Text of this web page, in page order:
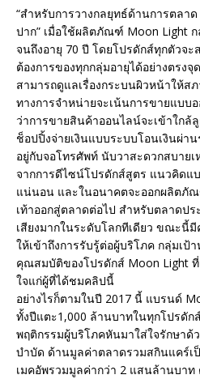
“สำหรับการวางกลยุทธ์ด้านการตลา
ปาก” เมื่อใช้ผลิตภัณฑ์ Moon Light
จนถึงอายุ 70 ปี โดยโปรดักส์ทุกตัวจะ
ต้องการของทุกกลุ่มอายุได้อย่างตรง
สามารถดูแลเรื่องกระบนผิวหน้าให้ส
ทางการจำหน่ายจะเน้นการขายแบบ
ว่าการขายสินค้าออนไลน์จะเข้าใกล้
ช็อปปิ้งจ่ายเงินแบบระบบโอนเงินผ่า
อยู่กับจอโทรศัพท์ นับวาสะดวกสบาย
จากการดีไซน์โปรดักส์สูตร แนวคิดแ
แน่นอน และในอนาคตจะออกผลิตภั
เท้าออกสู่ตลาดต่อไป สำหรับตลาดป
เสียงมากในระดับโลกทีเดียว ขณะนี้
ให้เข้าถึงการรับรู้ต่อผู้บริโภค กลุ่มเป้
คุณสมบัติของโปรดักส์ Moon Light
ใจแก่ผู้ที่ได้ชมคลิปนี้
อย่างไรก็ตามในปี 2017 นี้ แบรนด์
ทั้งปีแตะ1,000 ล้านบาทในทุกโปรดั
พฤติกรรมผู้บริโภคหันมาใส่ใจรักษาด้
บำบัด ด้านมูลค่าตลาดรวมสกินแคร์
เมคอัพรวมมูลค่ากว่า 2 แสนล้านบา